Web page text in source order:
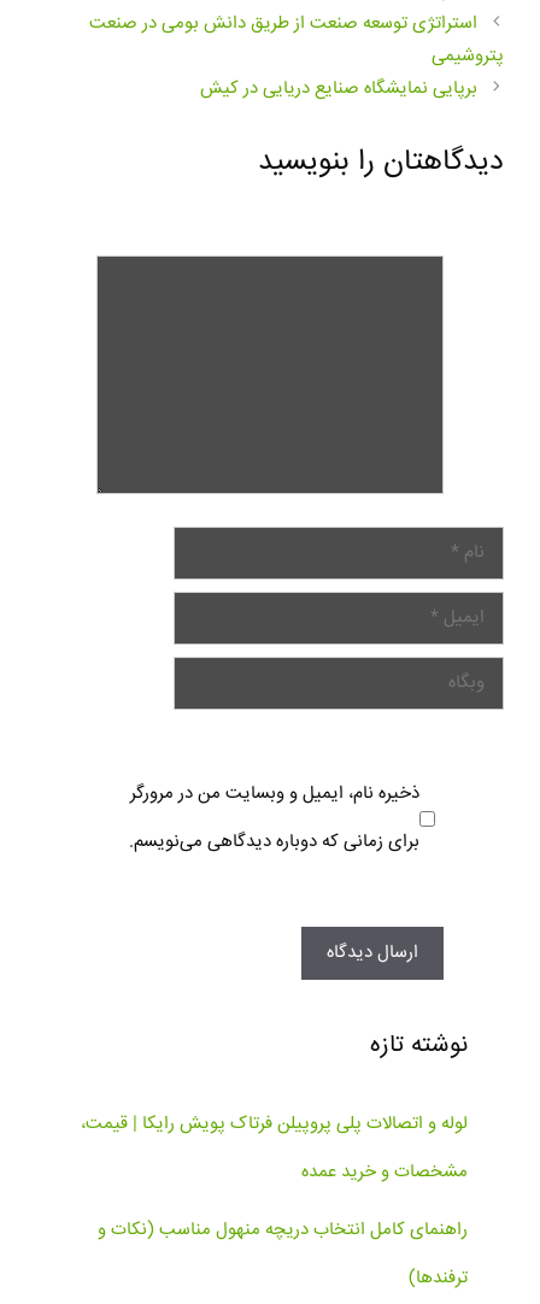
استراتژی توسعه صنعت از طریق دانش بومی در صنعت
پتروشیمی
برپایی نمایشگاه صنایع دریایی در کیش
دیدگاهتان را بنویسید
ذخیره نام، ایمیل و وبسایت من در مرورگر
برای زمانی که دوباره دیدگاهی می‌نویسم.
نوشته تازه
لوله و اتصالات پلی پروپیلن فرتاک پویش رایکا | قیمت،
مشخصات و خرید عمده
راهنمای کامل انتخاب دریچه منهول مناسب (نکات و
ترفندها)